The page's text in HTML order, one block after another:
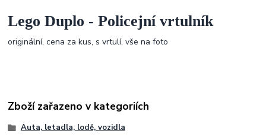
Lego Duplo - Policejní vrtulník
originální, cena za kus, s vrtulí, vše na foto
Zboží zařazeno v kategoriích
Auta, letadla, lodě, vozidla